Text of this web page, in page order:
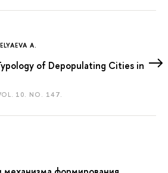
A.
of Depopulating Cities in
10. NO. 147.